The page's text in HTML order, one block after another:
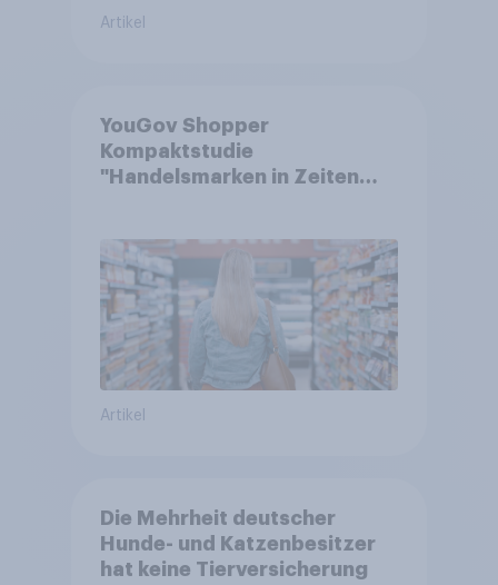
Artikel
YouGov Shopper
Kompaktstudie
"Handelsmarken in Zeiten
Artikel
Die Mehrheit deutscher
Hunde- und Katzenbesitzer
hat keine Tierversicherung